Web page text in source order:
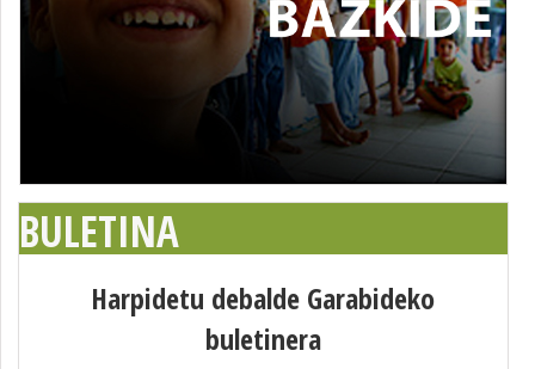
BULETINA
Harpidetu debalde Garabideko
buletinera